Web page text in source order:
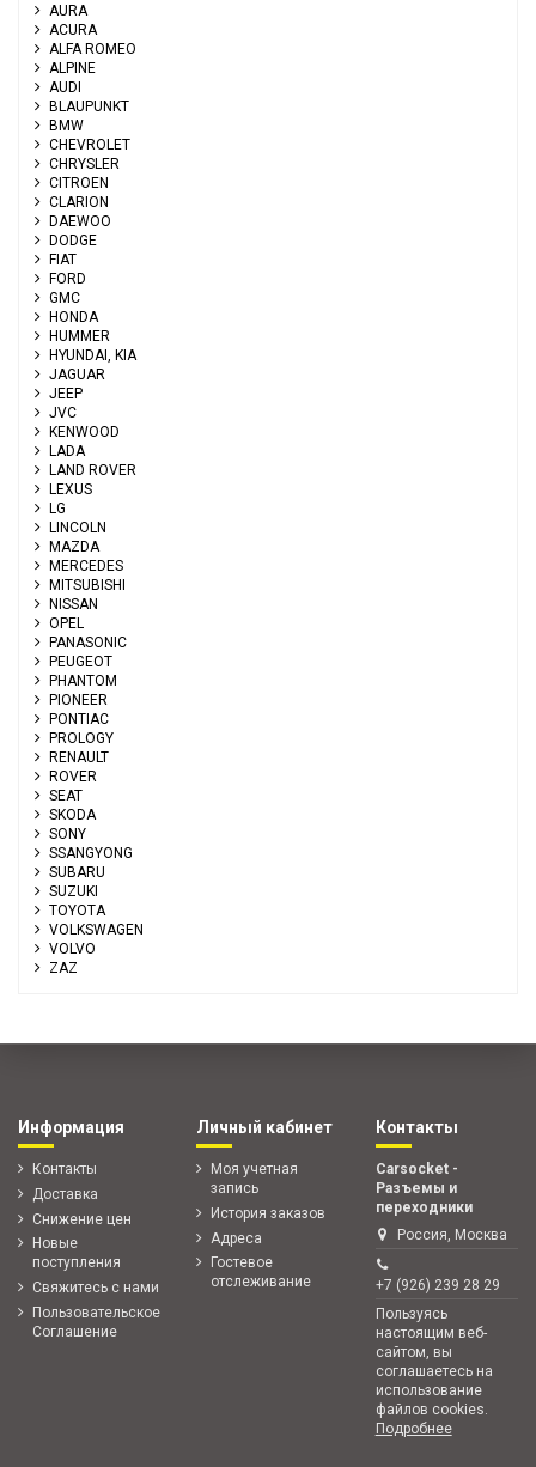
AURA
ACURA
ALFA ROMEO
ALPINE
AUDI
BLAUPUNKT
BMW
CHEVROLET
CHRYSLER
CITROEN
CLARION
DAEWOO
DODGE
FIAT
FORD
GMC
HONDA
HUMMER
HYUNDAI, KIA
JAGUAR
JEEP
JVC
KENWOOD
LADA
LAND ROVER
LEXUS
LG
LINCOLN
MAZDA
MERCEDES
MITSUBISHI
NISSAN
OPEL
PANASONIC
PEUGEOT
PHANTOM
PIONEER
PONTIAC
PROLOGY
RENAULT
ROVER
SEAT
SKODA
SONY
SSANGYONG
SUBARU
SUZUKI
TOYOTA
VOLKSWAGEN
VOLVO
ZAZ
Информация
Контакты
Доставка
Снижение цен
Новые
поступления
Свяжитесь с нами
Пользовательское
Соглашение
Личный кабинет
Моя учетная
запись
История заказов
Адреса
Гостевое
отслеживание
Контакты
Carsocket -
Разъемы и
переходники
Россия, Москва
+7 (926) 239 28 29
Пользуясь
настоящим веб-
сайтом, вы
соглашаетесь на
использование
файлов cookies.
Подробнее